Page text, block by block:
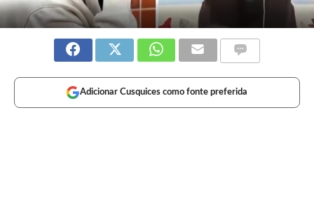
Adicionar Cusquices como fonte preferida